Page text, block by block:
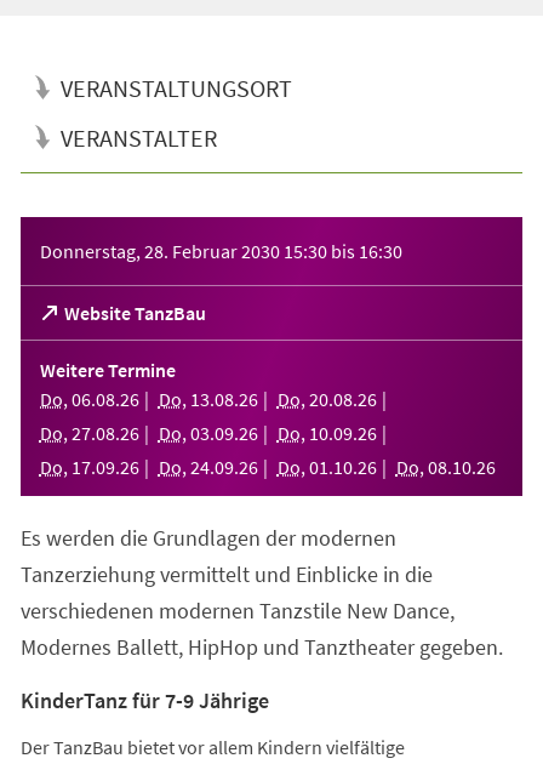
VERANSTALTUNGSORT
VERANSTALTER
Donnerstag, 28. Februar 2030 15:30 bis 16:30
Website TanzBau
(Öffnet
in
einem
neuen
Tab)
Weitere Termine
Do, 06.08.26 Do, 13.08.26 Do, 20.08.26
Do, 27.08.26 Do, 03.09.26 Do, 10.09.26
Do, 17.09.26 Do, 24.09.26 Do, 01 .10.26 Do, 08.10.26
Es werden die Grundlagen der modernen
Tanzerziehung vermittelt und Einblicke in die
verschiedenen modernen Tanzstile New Dance,
Modernes Ballett, HipHop und Tanztheater gegeben.
KinderTanz für 7-9 Jährige
Der TanzBau bietet vor allem Kindern vielfältige